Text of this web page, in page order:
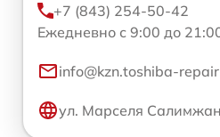
+7 (843) 254-50-42
Ежедневно с 9:00 до
info@kzn.toshiba-
ул. Марселя